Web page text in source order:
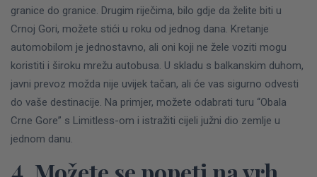
granice do granice. Drugim riječima, bilo gdje da želite biti u
Crnoj Gori, možete stići u roku od jednog dana. Kretanje
automobilom je jednostavno, ali oni koji ne žele voziti mogu
koristiti i široku mrežu autobusa. U skladu s balkanskim duhom,
javni prevoz možda nije uvijek tačan, ali će vas sigurno odvesti
do vaše destinacije. Na primjer, možete odabrati turu “Obala
Crne Gore” s Limitless-om i istražiti cijeli južni dio zemlje u
jednom danu.